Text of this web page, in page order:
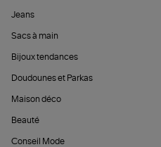
Jeans
Sacs à main
Bijoux tendances
Doudounes et Parkas
Maison déco
Beauté
Conseil Mode